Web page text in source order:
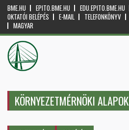
BME.HU EPITO.BME.HU EDU.EPITO.BME.HU
OKTATÓI BELÉPÉS
E-MAIL TELEFONKÖNYV
MAGYAR
KÖRNYEZETMÉRNÖKI ALAPOK